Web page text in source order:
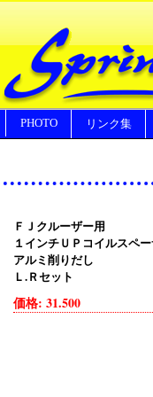
PHOTO リンク集
ＦＪクルーザー用
１インチＵＰコイルスペ
アルミ削りだし
Ｌ.Ｒセット
価格: 31.500